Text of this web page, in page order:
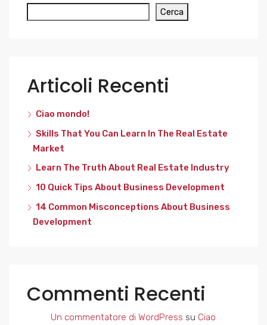
Cerca
Articoli Recenti
Ciao mondo!
Skills That You Can Learn In The Real Estate
Market
Learn The Truth About Real Estate Industry
10 Quick Tips About Business Development
14 Common Misconceptions About Business
Development
Commenti Recenti
Un commentatore di WordPress su Ciao